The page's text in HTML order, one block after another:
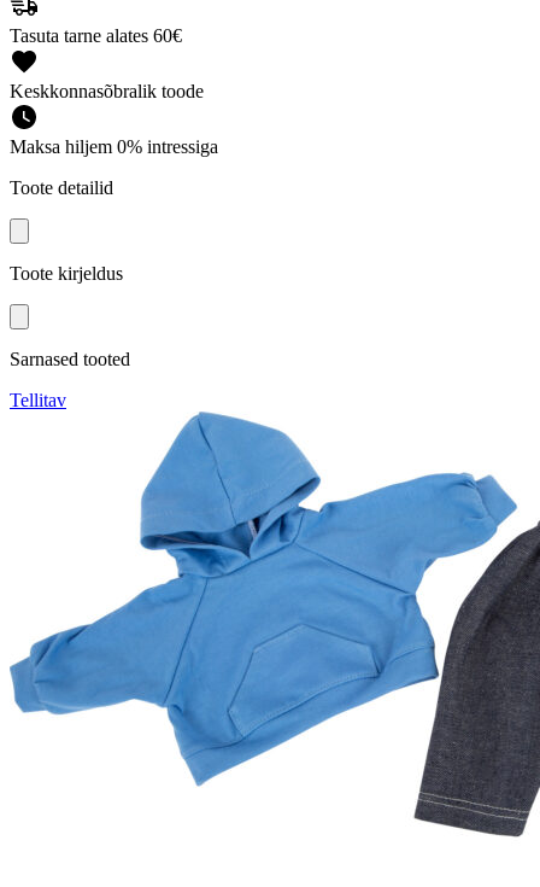
Tasuta tarne alates 60€
Keskkonnasõbralik toode
Maksa hiljem 0% intressiga
Toote detailid
Toote kirjeldus
Sarnased tooted
Tellitav